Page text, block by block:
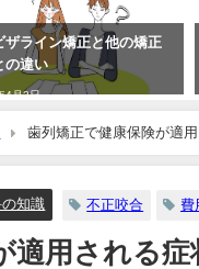
ザライン矯正と他の矯正
の違い
4月2日
歯列矯正で健康保険が適
知識 不正咬合 費
適用される症